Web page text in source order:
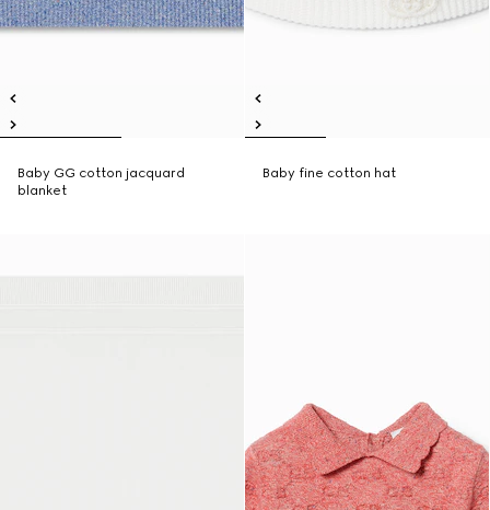
Baby GG cotton jacquard
blanket
Baby fine cotton hat